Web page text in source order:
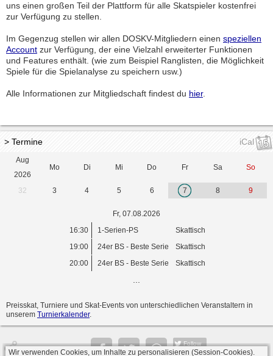
uns einen großen Teil der Plattform für alle Skatspieler kostenfrei
zur Verfügung zu stellen.
Im Gegenzug stellen wir allen DOSKV-Mitgliedern einen speziellen
Account zur Verfügung, der eine Vielzahl erweiterter Funktionen
und Features enthält. (wie zum Beispiel Ranglisten, die Möglichkeit
Spiele für die Spielanalyse zu speichern usw.)
Alle Informationen zur Mitgliedschaft findest du hier.
> Termine iCal
Aug
2026
Mo Di Mi Do Fr Sa So
32 3 4 5 6 7 8 9
Fr, 07.08.2026
16:30
1-Serien-PS
Skattisch
19:00
24er BS - Beste Serie
Skattisch
20:00
24er BS - Beste Serie Skattisch
Preisskat, Turniere und Skat-Events von unterschiedlichen Veranstaltern in
unserem Turnierkalender.
Follow
Seite
Wir verwenden Cookies, um Inhalte zu personalisieren (Session-Cookies).